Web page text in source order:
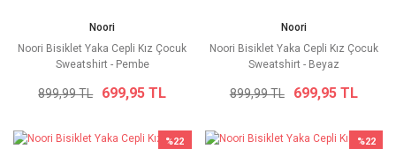
Noori
Noori Bisiklet Yaka Cepli Kız Çocuk
Sweatshirt - Pembe
899,99 TL 699,95 TL
Noori
Noori Bisiklet Yaka Cepli Kız Çocuk
Sweatshirt - Beyaz
899,99 TL 699,95 TL
%22 %22